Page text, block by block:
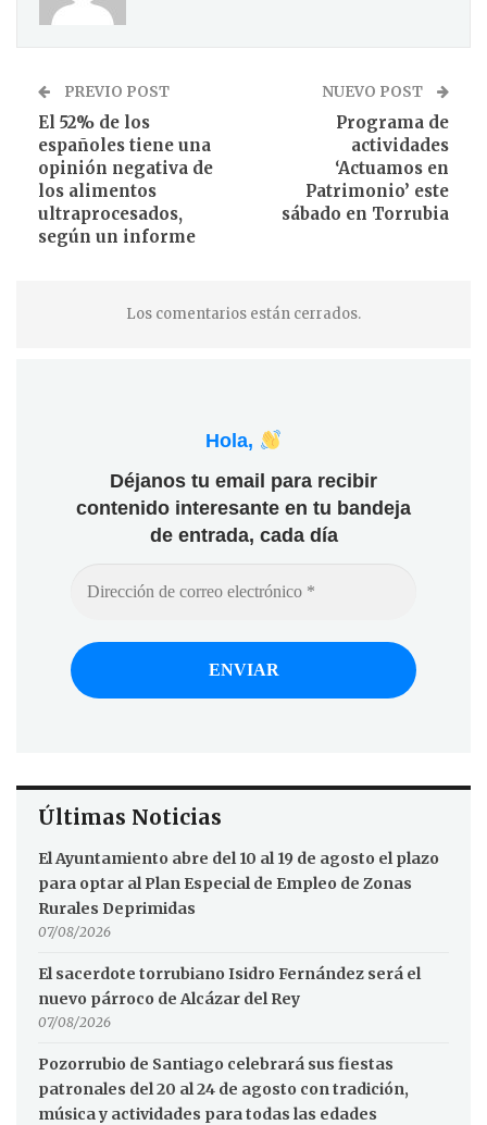
PREVIO POST
El 52% de los
españoles tiene una
opinión negativa de
los alimentos
ultraprocesados,
según un informe
NUEVO POST
Programa de
actividades
‘Actuamos en
Patrimonio’ este
sábado en Torrubia
Los comentarios están cerrados.
Hola,
Déjanos tu email para recibir
contenido interesante en tu bandeja
de entrada, cada día
Últimas Noticias
El Ayuntamiento abre del 10 al 19 de agosto el plazo
para optar al Plan Especial de Empleo de Zonas
Rurales Deprimidas
07/08/2026
El sacerdote torrubiano Isidro Fernández será el
nuevo párroco de Alcázar del Rey
07/08/2026
Pozorrubio de Santiago celebrará sus fiestas
patronales del 20 al 24 de agosto con tradición,
música y actividades para todas las edades